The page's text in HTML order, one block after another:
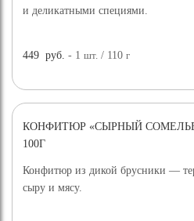
и деликатными специями.
449 руб. - 1шт. / 110г
КОНФИТЮР «СЫРНЫЙ
100Г
Конфитюр из дикой брусники —
сыру и мясу.